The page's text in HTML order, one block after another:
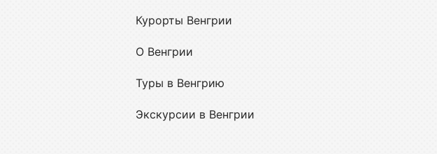
Курорты Венгрии
О Венгрии
Туры в Венгрию
Экскурсии в Венгрии